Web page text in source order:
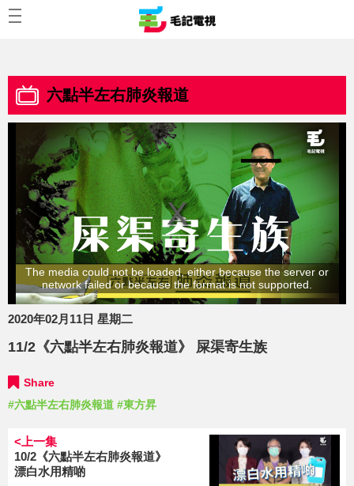
六點半左右肺炎報道
The media could not be loaded, either because the server or
network failed or because the format is not supported.
2020年02月11日 星期二
11/2《六點半左右肺炎報道》 屎渠寄生族
Share
#六點半左右肺炎報道 #東方昇
<上一集
10/2《六點半左右肺炎報道》
漂白水用精啲